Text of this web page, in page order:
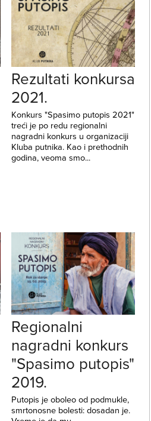
Rezultati konkursa
2021.
Konkurs "Spasimo putopis 2021"
treći je po redu regionalni
nagradni konkurs u organizaciji
Kluba putnika. Kao i prethodnih
godina, veoma smo...
Regionalni
nagradni konkurs
"Spasimo putopis"
2019.
Putopis je oboleo od podmukle,
smrtonosne bolesti: dosadan je.